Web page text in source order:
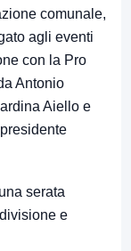
comunale,
agli eventi
con la Pro
Antonio
Aiello e
serata
e